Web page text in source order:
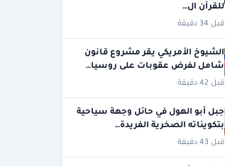
للقرآن ال…
قبل 34 دقيقة
الشيوخ الأمريكي يقر مشروع قانون
شامل لفرض عقوبات على روسيا…
قبل 42 دقيقة
جبل أبو الهول في حائل وجهة سياحية
بتكويناته الصخرية الفريدة…
قبل 43 دقيقة